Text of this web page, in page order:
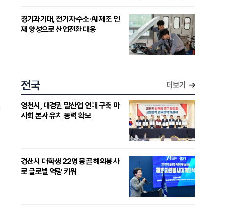
경기과기대, 전기차·수소·AI 제조 인
재 양성으로 산업전환 대응
전국 더보기
영천시, 대경권 말산업 연대 구축 마
사회 본사 유치 동력 확보
경산시 대학생 22명 몽골 해외봉사
로 글로벌 역량 키워